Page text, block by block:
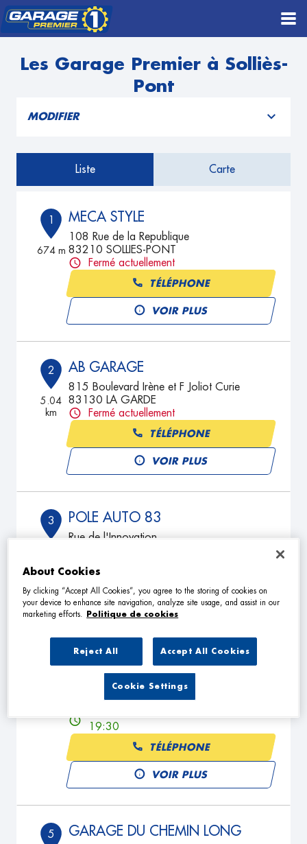
Les Garage Premier à Solliès-
Pont
MODIFIER
Liste Carte
1
674 m
MECA STYLE
108 Rue de la Republique
83210 SOLLIES-PONT
Fermé actuellement
TÉLÉPHONE
VOIR PLUS
2
5.04
km
AB GARAGE
815 Boulevard Irène et F Joliot Curie
83130 LA GARDE
Fermé actuellement
TÉLÉPHONE
VOIR PLUS
3 POLE AUTO 83
Rue de l'Innovation
VOIR PLUS
AUTOSTAR 83
1150 Route de Pierrefeu
83260 LA CRAU
19:30
TÉLÉPHONE
VOIR PLUS
5 GARAGE DU CHEMIN LONG
About Cookies
By clicking “Accept All Cookies”, you agree to the storing of cookies on
your device to enhance site navigation, analyze site usage, and assist in our
marketing efforts.
Politique de cookies
Reject All Accept All Cookies
Cookie Settings